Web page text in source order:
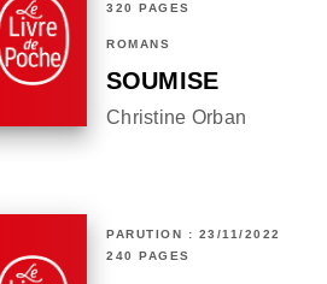
320 PAGES
ROMANS
SOUMISE
Christine Orban
PARUTION : 23/11/2022
240 PAGES